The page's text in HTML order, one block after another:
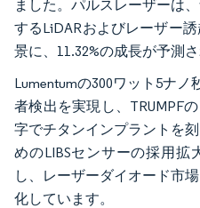
ました。パルスレーザーは
するLiDARおよびレーザー
景に、11.32%の成長が予測
Lumentumの300ワット5ナ
者検出を実現し、TRUMPF
字でチタンインプラントを
めのLIBSセンサーの採用拡
し、レーザーダイオード市
化しています。